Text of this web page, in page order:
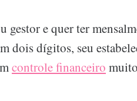
gestor e quer ter
dois dígitos, seu
controle financeiro